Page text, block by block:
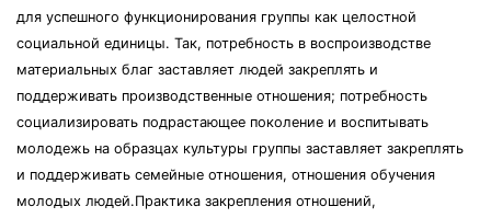
для успешного функционирования группы как целостной
социальной единицы. Так, потребность в воспроизводстве
материальных благ заставляет людей закреплять и
поддерживать производственные отношения; потребность
социализировать подрастающее поколение и воспитывать
молодежь на образцах культуры группы заставляет закреплять
и поддерживать семейные отношения, отношения обучения
молодых людей.Практика закрепления отношений,